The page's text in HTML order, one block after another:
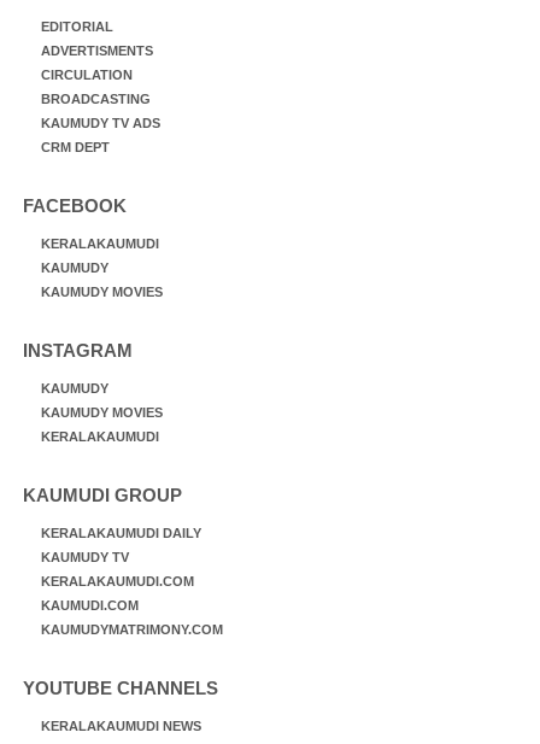
EDITORIAL
ADVERTISMENTS
CIRCULATION
BROADCASTING
KAUMUDY TV ADS
CRM DEPT
FACEBOOK
KERALAKAUMUDI
KAUMUDY
KAUMUDY MOVIES
INSTAGRAM
KAUMUDY
KAUMUDY MOVIES
KERALAKAUMUDI
KAUMUDI GROUP
KERALAKAUMUDI DAILY
KAUMUDY TV
KERALAKAUMUDI.COM
KAUMUDI.COM
KAUMUDYMATRIMONY.COM
YOUTUBE CHANNELS
KERALAKAUMUDI NEWS